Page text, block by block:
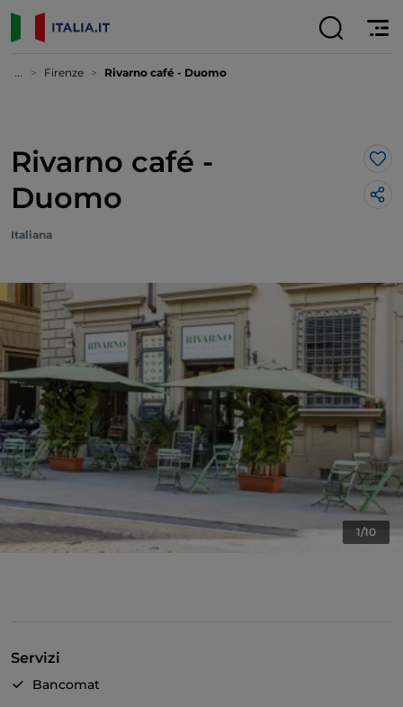
... Firenze Rivarno café - Duomo
Rivarno café -
Duomo
Italiana
1/10
Servizi
Bancomat